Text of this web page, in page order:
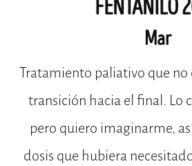
FENTANILO
Mar
Tratamiento paliativo que no
transición hacia el final. Lo
pero quiero imaginarme,
dosis que hubiera